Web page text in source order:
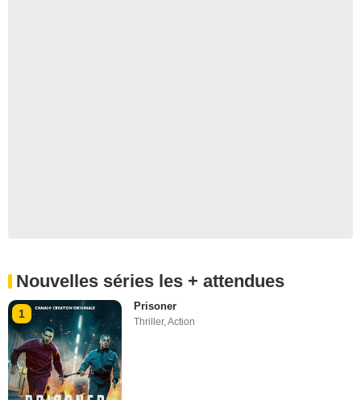
Nouvelles séries les + attendues
1
Prisoner
Thriller,Action